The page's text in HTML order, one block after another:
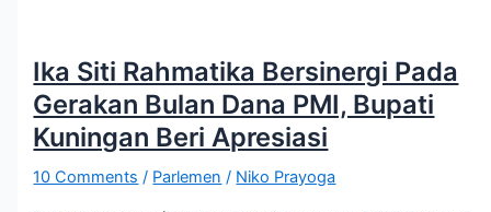
Ika Siti Rahmatika Bersinergi Pada
Gerakan Bulan Dana PMI, Bupati
Kuningan Beri Apresiasi
10 Comments / Parlemen / Niko Prayoga